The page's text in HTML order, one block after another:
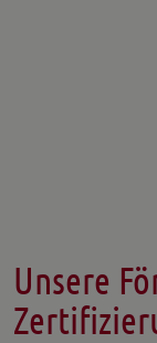
Unsere